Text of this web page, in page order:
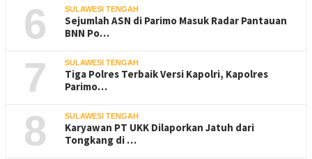
6 SULAWESI TENGAH
Sejumlah ASN di Parimo Masuk Radar Pantauan
BNN Po…
7 SULAWESI TENGAH
Tiga Polres Terbaik Versi Kapolri, Kapolres
Parimo…
8 SULAWESI TENGAH
Karyawan PT UKK Dilaporkan Jatuh dari
Tongkang di …